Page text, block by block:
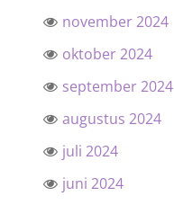
november 2024
oktober 2024
september 2024
augustus 2024
juli 2024
juni 2024